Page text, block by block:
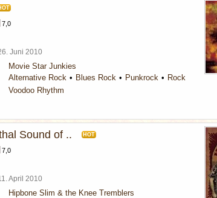
7,0
Juni 2010
Movie Star Junkies
Alternative Rock Blues Rock Punkrock
Rock
Voodoo Rhythm
Sound of .. HOT
7,0
April 2010
Hipbone Slim & the Knee Tremblers